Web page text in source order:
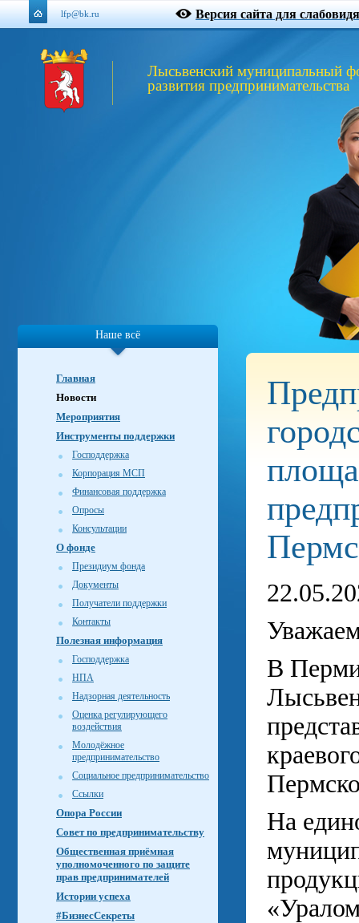
lfp@bk.ru Версия сайта для
Лысьвенский муниципальный
развития предпринимательства
Наше всё
Главная
Новости
Мероприятия
Инструменты поддержки
Господдержка
Корпорация МСП
Финансовая поддержка
Опросы
Консультации
О фонде
Президиум фонда
Документы
Получатели поддержки
Контакты
Полезная информация
Господдержка
НПА
Надзорная деятельность
Оценка регулирующего
воздействия
Молодёжное
предпринимательство
Социальное предпринимательство
Ссылки
Опора России
Совет по предпринимательству
Общественная приёмная
уполномоченного по защите
прав предпринимателей
Истории успеха
#БизнесСекреты
В Перми
На